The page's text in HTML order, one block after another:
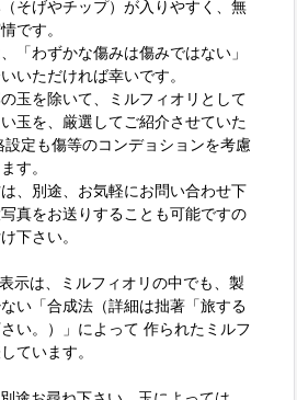
そげやチップ）が入りやすく、無
です。
「わずかな傷みは傷みではない」
いただければ幸いです。
玉を除いて、ミルフィオリとして
玉を、厳選してご紹介させていた
定も傷等のコンデョションを考慮
す。
、別途、お気軽にお問い合わせ下
真をお送りすることも可能ですの
下さい。
示は、ミルフィオリの中でも、製
い「合成法（詳細は拙著「旅する
い。）」によって 作られたミルフ
ています。